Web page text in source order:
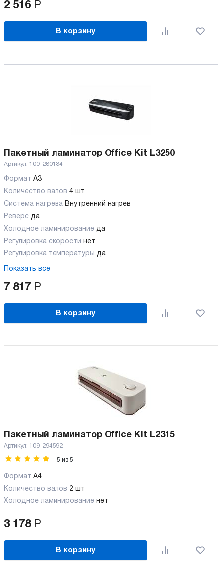
2 516 Р
В корзину
Пакетный ламинатор Office Kit L3250
Артикул: 109-280134
Формат A3
Количество валов 4 шт
Cистема нагрева Внутренний нагрев
Реверс да
Холодное ламинирование да
Регулировка скорости
нет
Регулировка температуры да
Показать все
7 817 Р
В корзину
Пакетный ламинатор Office Kit L2315
Артикул: 109-294592
5 из 5
Формат A4
Количество валов 2 шт
Холодное ламинирование нет
3 178 Р
В корзину